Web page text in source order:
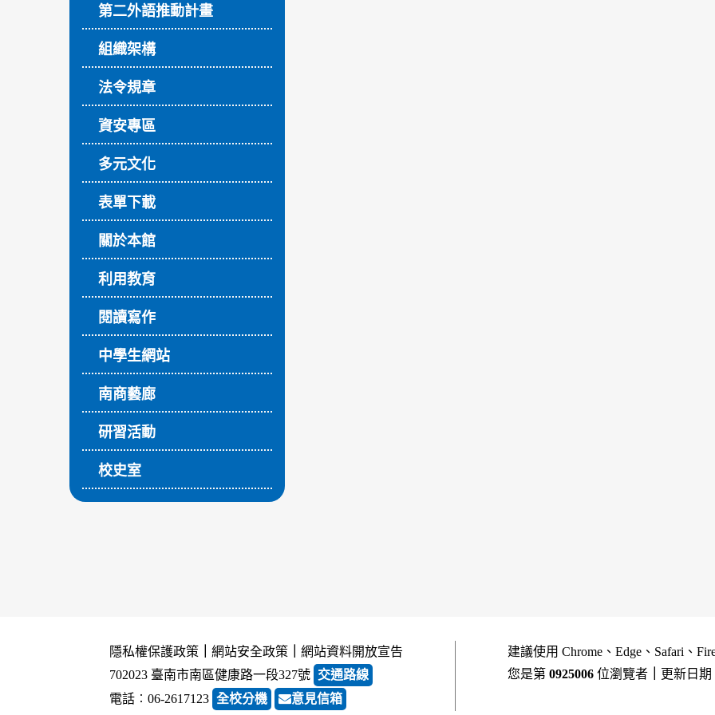
第二外語推動計畫
組織架構
法令規章
資安專區
多元文化
表單下載
關於本館
利用教育
閱讀寫作
中學生網站
南商藝廊
研習活動
校史室
隱私權保護政策 網站安全政策
網站資料開放宣告
702023 臺南市南區健康路一段327號 交通路線
電話︰06-2617123 全校分機 意見信箱
建議使用 Chrome、Edge、Safari、
您是第 0925006 位瀏覽者 更新日期